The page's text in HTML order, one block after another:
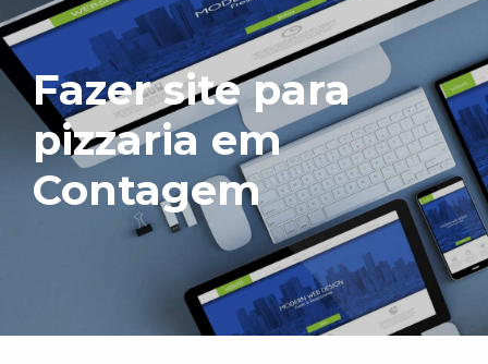
Fazer site para
pizzaria em
Contagem